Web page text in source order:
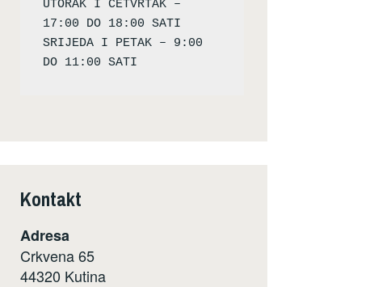
UTORAK I ČETVRTAK –
17:00 DO 18:00 SATI
SRIJEDA I PETAK – 9:00
Kontakt
Adresa
Crkvena 65
44320 Kutina